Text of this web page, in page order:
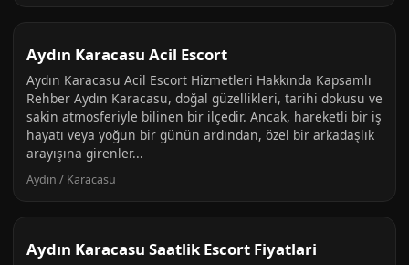
Aydın Karacasu Acil Escort
Aydın Karacasu Acil Escort Hizmetleri Hakkında Kapsamlı
Rehber Aydın Karacasu, doğal güzellikleri, tarihi dokusu ve
sakin atmosferiyle bilinen bir ilçedir. Ancak, hareketli bir iş
hayatı veya yoğun bir günün ardından, özel bir arkadaşlık
arayışına girenler...
Aydın / Karacasu
Aydın Karacasu Saatlik Escort Fiyatlari